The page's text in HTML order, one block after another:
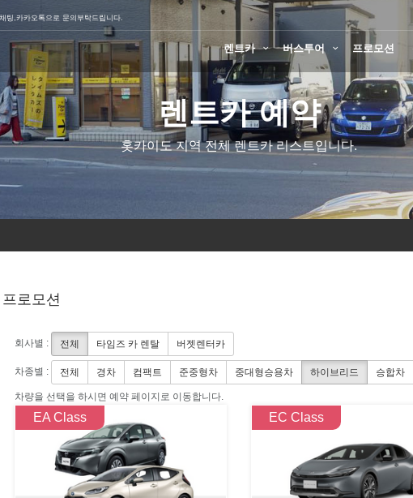
팅,카카오톡으로 문의부탁드립니다.
렌트카 버스투어 프로모션
렌트카 예약
홋카이도 지역 전체 렌트카 리스트입니다.
프로모션
회사별 : 전체 타임즈 카 렌탈 버젯렌터카
차종별 : 전체 경차 컴팩트 준중형차 중대형승용차 하이브리드 승합차
차량을 선택을 하시면 예약 페이지로 이동합니다.
EA Class EC Class